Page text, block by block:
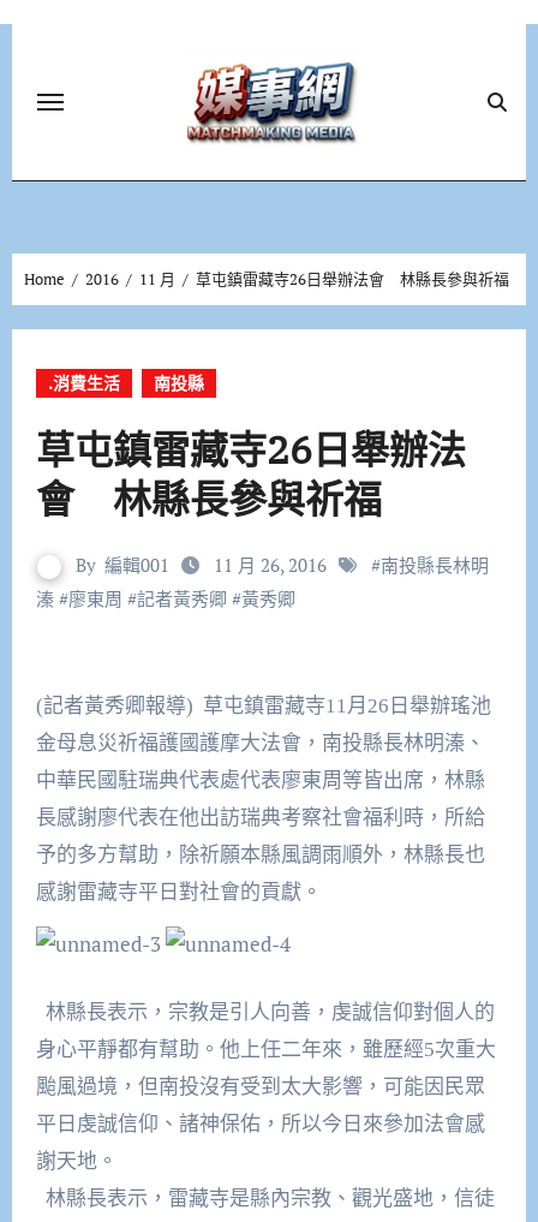
Home 2016 11 月 草屯鎮雷藏寺26日舉辦法會 林縣長參與祈福
.消費生活 南投縣
草屯鎮雷藏寺26日舉辦法
會 林縣長參與祈福
By 編輯001 11 月 26, 2016 #南投縣長林明
溱#廖東周 #記者黃秀卿 #黃秀卿
(記者黃秀卿報導) 草屯鎮雷藏寺11月 26 日舉辦瑤池
金母息災祈福護國護摩大法會，南投縣長林明溱、
中華民國駐瑞典代表處代表廖東周等皆出席，林縣
長感謝廖代表在他出訪瑞典考察社會福利時，所給
予的多方幫助，除祈願本縣風調雨順外，林縣長也
感謝雷藏寺平日對社會的貢獻。
林縣長表示，宗教是引人向善，虔誠信仰對個人的
身心平靜都有幫助。他上任二年來，雖歷經5次重大
颱風過境，但南投沒有受到太大影響，可能因民眾
平日虔誠信仰、諸神保佑，所以今日來參加法會感
謝天地。
林縣長表示，雷藏寺是縣內宗教、觀光盛地，信徒